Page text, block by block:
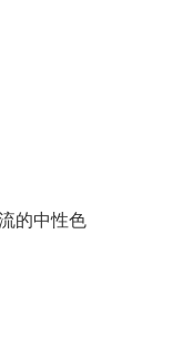
的中性色